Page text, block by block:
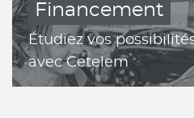
Financement
Étudiez vos
avec Cetelem